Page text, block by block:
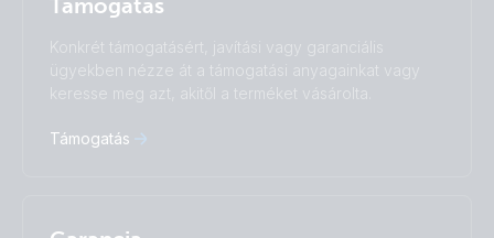
Suomalainen
Русский
Українська
中國人
Subscribe
Támogatás
Konkrét támogatásért, javítási vagy garanciális
ügyekben nézze át a támogatási anyagainkat vagy
keresse meg azt, akitől a terméket vásárolta.
Támogatás